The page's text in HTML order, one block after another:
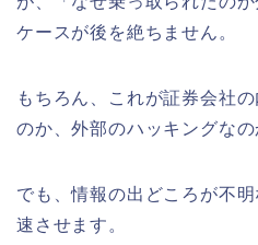
ケースが後を絶ちません。
もちろん、これが証券会社
のか、外部のハッキングなの
でも、情報の出どころが不
速させます。